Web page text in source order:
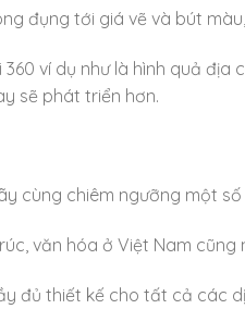
đụng tới giá vẽ và bút
ví dụ như là hình quả
sẽ phát triển hơn.
cùng chiêm ngưỡng một số
văn hóa ở Việt Nam
đủ thiết kế cho tất cả các